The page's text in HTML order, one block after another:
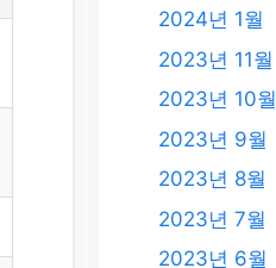
2024년 1월
2023년 11월
2023년 10월
2023년 9월
2023년 8월
2023년 7월
2023년 6월